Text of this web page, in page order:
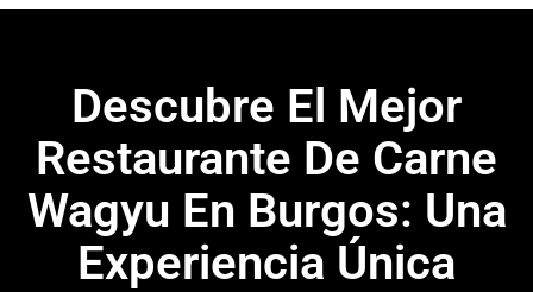
Descubre El Mejor
Restaurante De Carne
Wagyu En Burgos: Una
Experiencia Única